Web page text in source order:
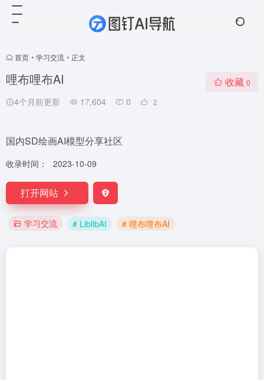
首页 • 学习交流 • 正文
哩布哩布AI
4个月前更新 17,604 0 2
收藏 0
国内SD绘画AI模型分享社区
收录时间： 2023-10-09
打开网站
学习交流 # LiblibAI # 哩布哩布AI